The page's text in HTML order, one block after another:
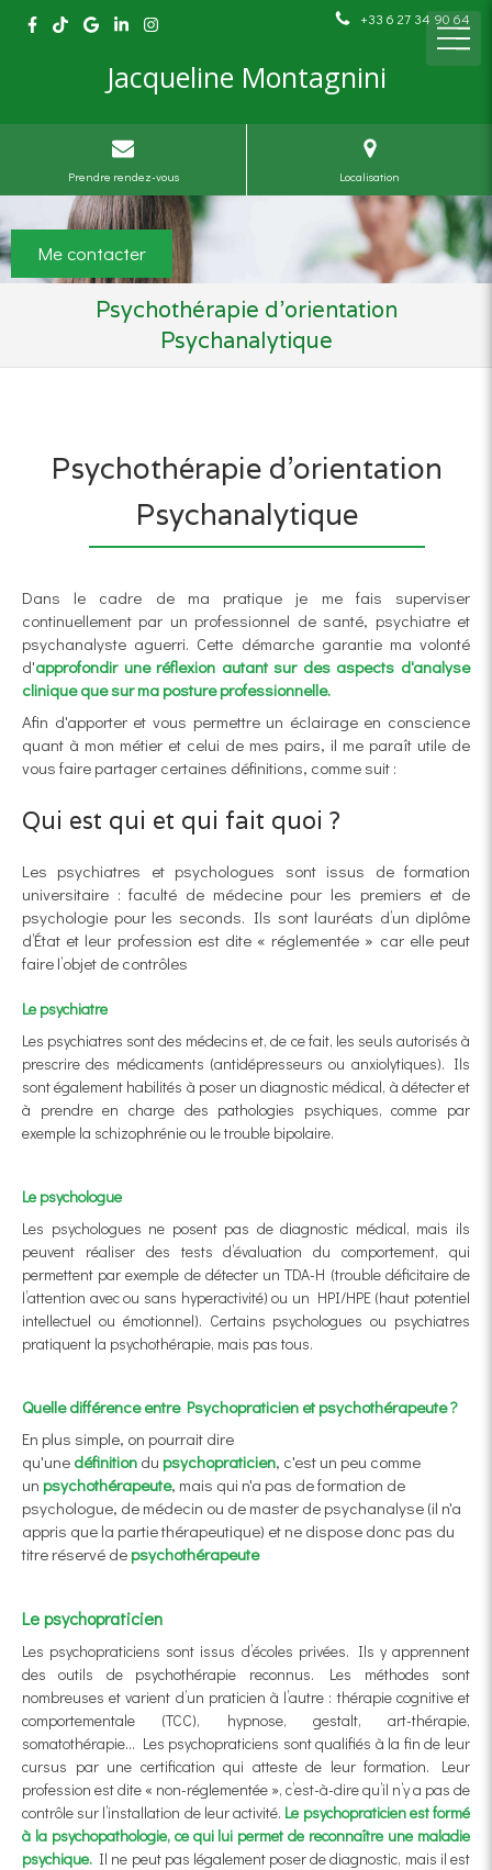
+33 6 27 34 90 64
Jacqueline Montagnini
Prendre rendez-vous Localisation
Me contacter
Psychothérapie d'orientation
Psychanalytique
Psychothérapie d'orientation
Psychanalytique
Dans le cadre de ma pratique je me fais superviser
continuellement par un professionnel de santé, psychiatre et
psychanalyste aguerri. Cette démarche garantie ma volonté
d'approfondir une réflexion autant sur des aspects d'analyse
clinique que sur ma posture professionnelle.
Afin d'apporter et vous permettre un éclairage en conscience
quant à mon métier et celui de mes pairs, il me paraît utile de
vous faire partager certaines définitions, comme suit :
Qui est qui et qui fait quoi ?
Les psychiatres et psychologues sont issus de formation
universitaire : faculté de médecine pour les premiers et de
psychologie pour les seconds. Ils sont lauréats d’un diplôme
d’État et leur profession est dite « réglementée » car elle peut
faire l’objet de contrôles
Le psychiatre
Les psychiatres sont des médecins et, de ce fait, les seuls autorisés à
prescrire des médicaments (antidépresseurs ou anxiolytiques). Ils
sont également habilités à poser un diagnostic médical, à détecter et
à prendre en charge des pathologies psychiques, comme par
exemple la schizophrénie ou le trouble bipolaire.
Le psychologue
Les psychologues ne posent pas de diagnostic médical, mais ils
peuvent réaliser des tests d’évaluation du comportement, qui
permettent par exemple de détecter un TDA-H (trouble déficitaire de
l’attention avec ou sans hyperactivité) ou un HPI/HPE (haut potentiel
intellectuel ou émotionnel). Certains psychologues ou psychiatres
pratiquent la psychothérapie, mais pas tous.
Quelle différence entre Psychopraticien et psychothérapeute ?
En plus simple, on pourrait dire
qu'une définition du psychopraticien, c'est un peu comme
un psychothérapeute, mais qui n'a pas de formation de
psychologue, de médecin ou de master de psychanalyse (il n'a
appris que la partie thérapeutique) et ne dispose donc pas du
titre réservé de psychothérapeute
Le psychopraticien
Les psychopraticiens sont issus d’écoles privées. Ils y apprennent
des outils de psychothérapie reconnus. Les méthodes sont
nombreuses et varient d’un praticien à l’autre : thérapie cognitive et
comportementale (TCC), hypnose, gestalt, art-thérapie,
somatothérapie… Les psychopraticiens sont qualifiés à la fin de leur
cursus par une certification qui atteste de leur formation. Leur
profession est dite « non-réglementée », c’est-à-dire qu’il n’y a pas de
contrôle sur l’installation de leur activité. Le psychopraticien est formé
à la psychopathologie, ce qui lui permet de reconnaître une maladie
psychique. Il ne peut pas légalement poser de diagnostic, mais il est